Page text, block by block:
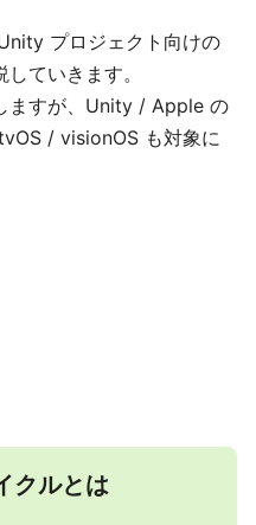
プロジェクト向けの
ていきます。
ますが、Unity / Apple の
/ visionOS も対象に
クルとは